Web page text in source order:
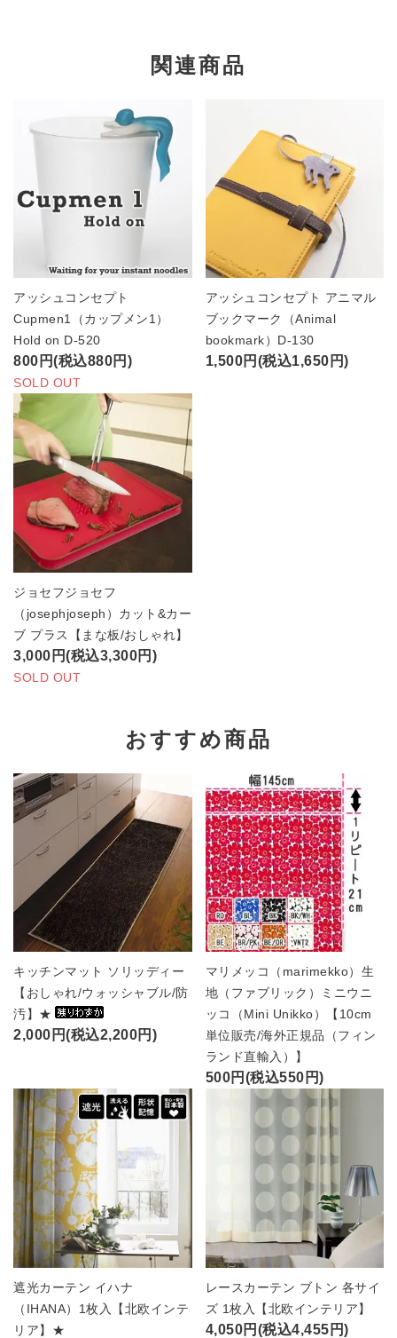
関連商品
アッシュコンセプト
Cupmen1（カップメン1）
Hold on D-520
800円(税込880円)
SOLD OUT
アッシュコンセプト アニマル
ブックマーク（Animal
bookmark）D-130
1,500円(税込1,650円)
ジョセフジョセフ
（josephjoseph）カット&カー
ブ プラス【まな板/おしゃれ】
3,000円(税込3,300円)
SOLD OUT
おすすめ商品
キッチンマット ソリッディー
【おしゃれ/ウォッシャブル/防
汚】★
2,000円(税込2,200円)
マリメッコ（marimekko）生
地（ファブリック）ミニウニ
ッコ（Mini Unikko）【10cm
単位販売/海外正規品（フィン
ランド直輸入）】
500円(税込550円)
遮光カーテン イハナ
（IHANA）1枚入【北欧インテ
リア】★
レースカーテン ブトン 各サイ
ズ 1枚入【北欧インテリア】
4,050円(税込4,455円)